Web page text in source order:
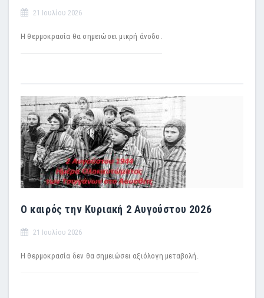
21 Ιουλίου 2026
Η θερμοκρασία θα σημειώσει μικρή άνοδο.
Ο καιρός την Κυριακή 2 Αυγούστου 2026
21 Ιουλίου 2026
Η θερμοκρασία δεν θα σημειώσει αξιόλογη μεταβολή.